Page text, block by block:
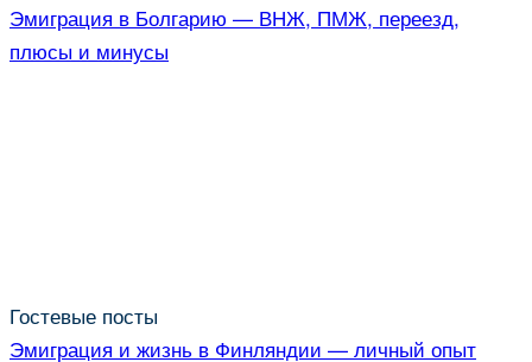
Эмиграция в Болгарию — ВНЖ, ПМЖ, переезд,
плюсы и минусы
Гостевые посты
Эмиграция и жизнь в Финляндии — личный опыт